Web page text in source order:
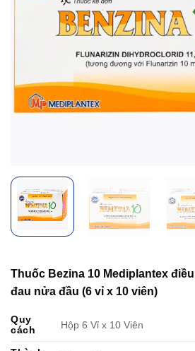
Thuốc Bezina 10 Mediplantex
đau nửa đầu (6 vỉ x 10 viên)
Quy
cách
Hộp 6 Vỉ x 10 Viên